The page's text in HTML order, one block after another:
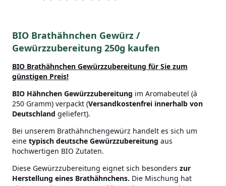
BIO Brathähnchen Gewürz /
Gewürzzubereitung 250g kaufen
BIO Brathähnchen Gewürzzubereitung für Sie zum
günstigen Preis!
BIO Hähnchen Gewürzzubereitung im Aromabeutel (à
250 Gramm) verpackt (Versandkostenfrei innerhalb von
Deutschland geliefert).
Bei unserem Brathähnchengewürz handelt es sich um
eine typisch deutsche Gewürzzubereitung aus
hochwertigen BIO Zutaten.
Diese Gewürzzubereitung eignet sich besonders zur
Herstellung eines Brathähnchens. Die Mischung hat